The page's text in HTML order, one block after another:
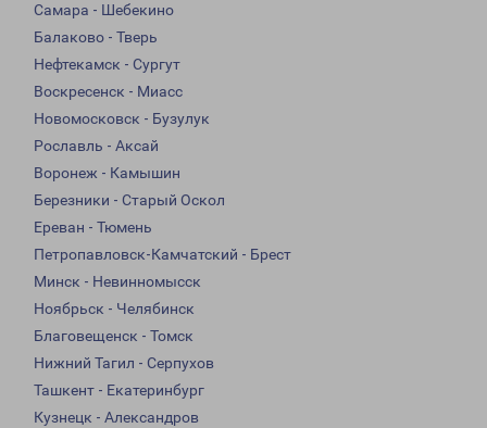
Самара - Шебекино
Балаково - Тверь
Нефтекамск - Сургут
Воскресенск - Миасс
Новомосковск - Бузулук
Рославль - Аксай
Воронеж - Камышин
Березники - Старый Оскол
Ереван - Тюмень
Петропавловск-Камчатский - Брест
Минск - Невинномысск
Ноябрьск - Челябинск
Благовещенск - Томск
Нижний Тагил - Серпухов
Ташкент - Екатеринбург
Кузнецк - Александров